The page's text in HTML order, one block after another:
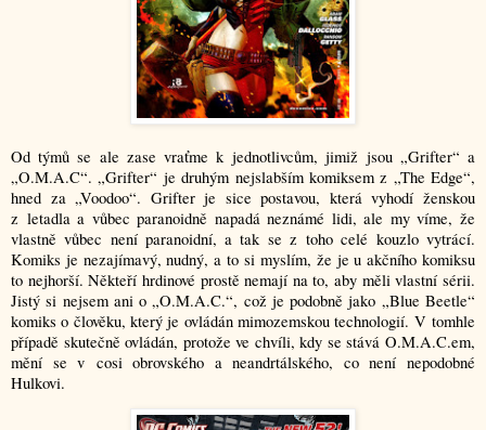
Od týmů se ale zase vraťme k jednotlivcům, jimiž jsou „Grifter“ a
„O.M.A.C“. „Grifter“ je druhým nejslabším komiksem z „The Edge“,
hned za „Voodoo“. Grifter je sice postavou, která vyhodí ženskou
z letadla a vůbec paranoidně napadá neznámé lidi, ale my víme, že
vlastně vůbec není paranoidní, a tak se z toho celé kouzlo vytrácí.
Komiks je nezajímavý, nudný, a to si myslím, že je u akčního komiksu
to nejhorší. Někteří hrdinové prostě nemají na to, aby měli vlastní sérii.
Jistý si nejsem ani o „O.M.A.C.“, což je podobně jako „Blue Beetle“
komiks o člověku, který je ovládán mimozemskou technologií. V tomhle
případě skutečně ovládán, protože ve chvíli, kdy se stává O.M.A.C.em,
mění se v cosi obrovského a neandrtálského, co není nepodobné
Hulkovi.